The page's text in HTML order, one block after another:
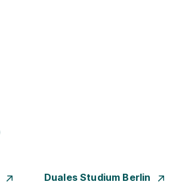
Duales Studium Berlin